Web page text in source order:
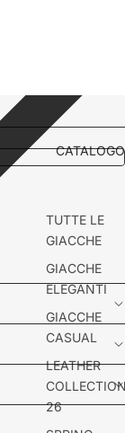
CATALOGO
TUTTE LE
GIACCHE
GIACCHE
ELEGANTI
GIACCHE
CASUAL
LEATHER
26